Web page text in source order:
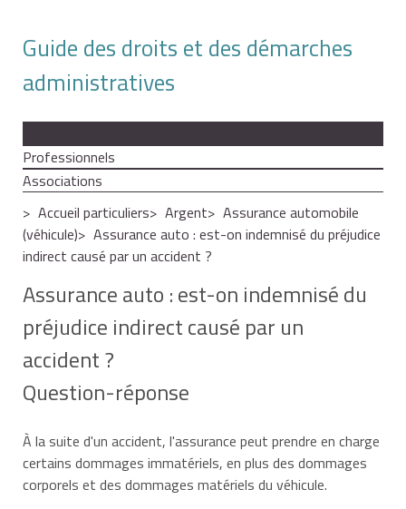
Guide des droits et des démarches
administratives
Professionnels
Associations
Accueil particuliers
Argent
Assurance automobile
(véhicule)
Assurance auto : est-on indemnisé du préjudice
indirect causé par un accident ?
Assurance auto : est-on indemnisé du
préjudice indirect causé par un
accident ?
Question-réponse
À la suite d'un accident, l'assurance peut prendre en charge
certains dommages immatériels, en plus des dommages
corporels et des dommages matériels du véhicule.